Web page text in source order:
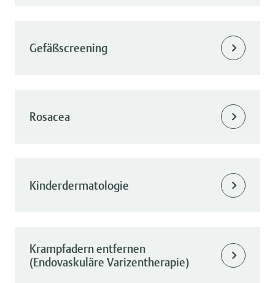
Gefäßscreening
Rosacea
Kinderdermatologie
Krampfadern entfernen
(Endovaskuläre Varizentherapie)